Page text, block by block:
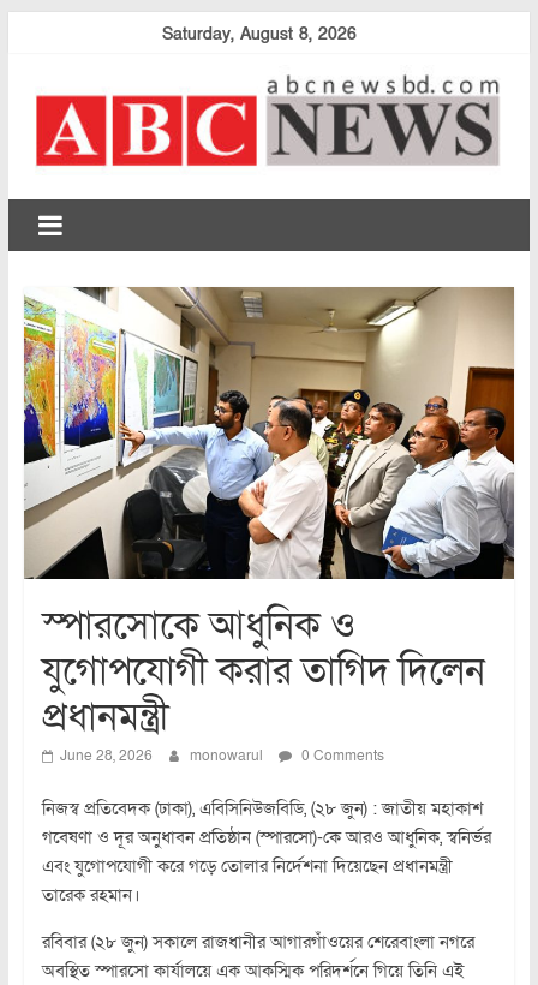
Saturday, August 8, 2026
abcnewsbd
স্পারসোকে আধুনিক ও
যুগোপযোগী করার তাগিদ দিলেন
প্রধানমন্ত্রী
June 28, 2026 monowarul 0 Comments
নিজস্ব প্রতিবেদক (ঢাকা), এবিসিনিউজবিডি, (২৮ জুন) : জাতীয় মহাকাশ
গবেষণা ও দূর অনুধাবন প্রতিষ্ঠান (স্পারসো)-কে আরও আধুনিক, স্বনির্ভর
এবং যুগোপযোগী করে গড়ে তোলার নির্দেশনা দিয়েছেন প্রধানমন্ত্রী
তারেক রহমান।
রবিবার (২৮ জুন) সকালে রাজধানীর আগারগাঁওয়ের শেরেবাংলা নগরে
অবস্থিত স্পারসো কার্যালয়ে এক আকস্মিক পরিদর্শনে গিয়ে তিনি এই